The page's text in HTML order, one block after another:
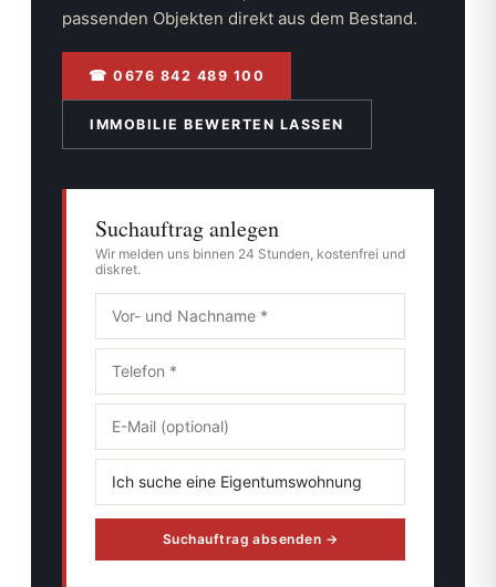
passenden Objekten direkt aus dem Bestand.
☎ 0676 842 489 100
IMMOBILIE BEWERTEN LASSEN
Suchauftrag anlegen
Wir melden uns binnen 24 Stunden, kostenfrei und
diskret.
Suchauftrag absenden →